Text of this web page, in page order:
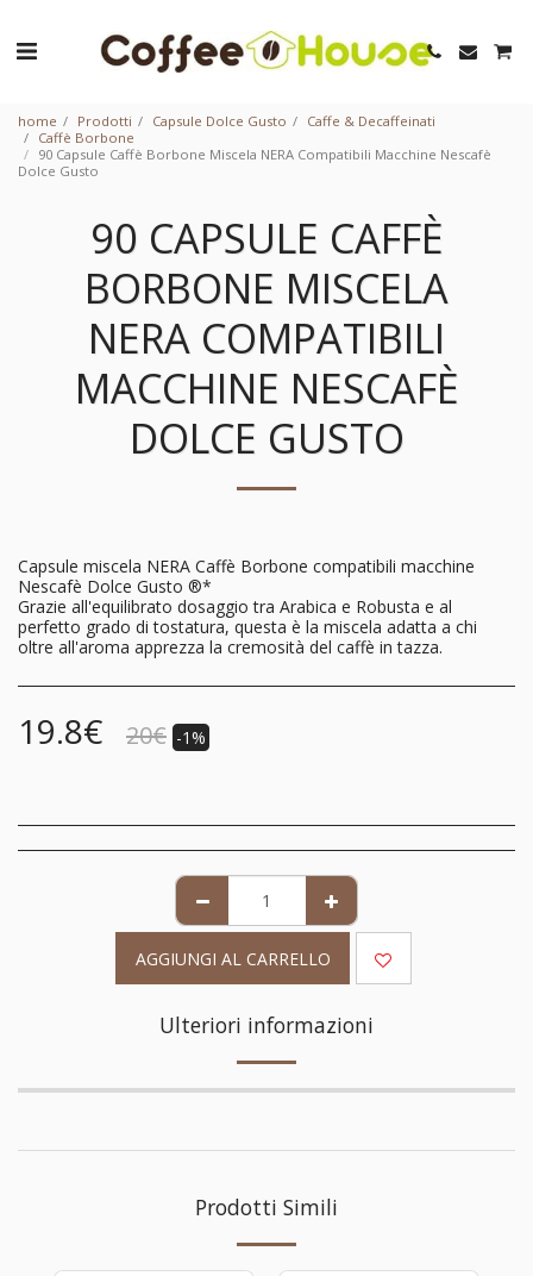
home Prodotti Capsule Dolce Gusto
Caffe & Decaffeinati
Caffè Borbone
90 Capsule Caffè Borbone Miscela NERA Compatibili Macchine Nescafè
Dolce Gusto
90 CAPSULE CAFFÈ
BORBONE MISCELA
NERA COMPATIBILI
MACCHINE NESCAFÈ
DOLCE GUSTO
Capsule miscela NERA Caffè Borbone compatibili macchine
Nescafè Dolce Gusto ®*
Grazie all'equilibrato dosaggio tra Arabica e Robusta e al
perfetto grado di tostatura, questa è la miscela adatta a chi
oltre all'aroma apprezza la cremosità del caffè in tazza.
19.8€ 20€ -1%
AGGIUNGI AL CARRELLO
Ulteriori informazioni
Prodotti Simili